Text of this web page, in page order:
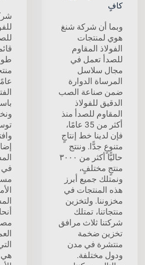
كافٍ
وبما أن شركة شنغ
هوي لمنتجات
الفولاذ المقاوم
للصدأ تعمل في
مجال سلاسل
المرساة الدوارة
ضمن صناعة الصب
الدقيق للفولاذ
المقاوم للصدأ منذ
أكثر من 35 عامًا،
فإن لدينا خط إنتاجٍ
متنوعٍ جدًّا. وننتج
حاليًّا أكثر من ٣٠٠٠
منتجٍ مختلفٍ،
ونمتلك جميع أبرز
هذه المنتجات في
مخزوننا. ولتخزين
منتجاتنا، تمتلك
شركتنا ثلاث مرافق
تخزين ضخمة
منتشرة في مدن
ودول مختلفة.
في
هي